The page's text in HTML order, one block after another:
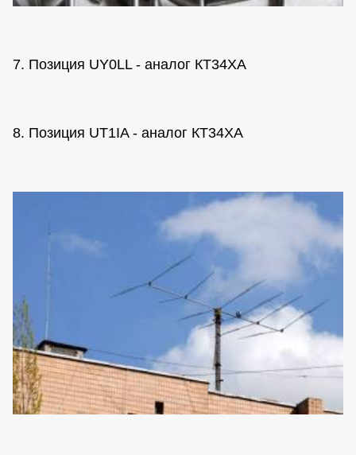
7. Позиция UY0LL - аналог КТ34ХА
8. Позиция UT1IA - аналог КТ34ХА